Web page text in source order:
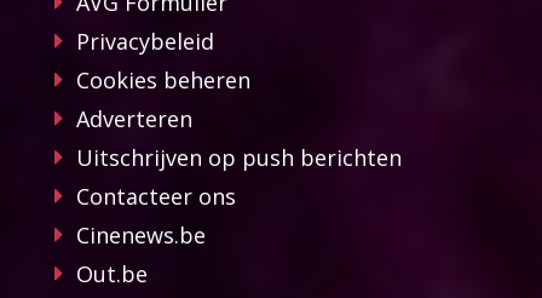
Privacybeleid
Cookies beheren
Adverteren
Uitschrijven op push berichten
Contacteer ons
Cinenews.be
Out.be